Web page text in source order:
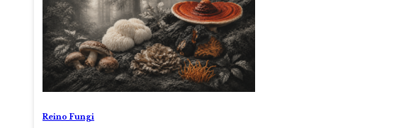
Reino Fungi